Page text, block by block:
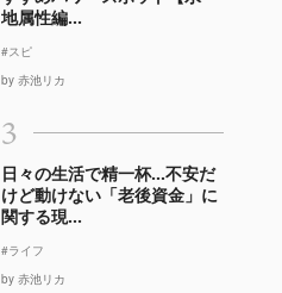
地属性編...
#スピ
by 赤池リカ
3
日々の生活で精一杯…不安だ
けど動けない「老後資金」に
関する現...
#ライフ
by 赤池リカ